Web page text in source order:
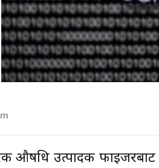
औषधि उत्पादक फाइजरबाट